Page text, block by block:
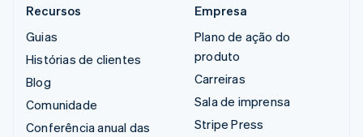
Recursos
Guias
Histórias de clientes
Blog
Comunidade
Conferência anual das
Empresa
Plano de ação do
produto
Carreiras
Sala de imprensa
Stripe Press